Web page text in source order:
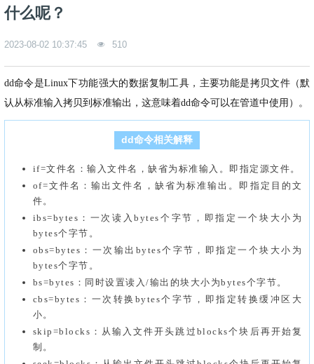
什么呢？
2023-08-02 10:37:45 510
dd命令是Linux下功能强大的数据复制工具，主要功能是拷贝文件（默
认从标准输入拷贝到标准输出，这意味着dd命令可以在管道中使用）。
dd命令相关解释
if=文件名：输入文件名，缺省为标准输入。即指定源文件。
of=文件名：输出文件名，缺省为标准输出。即指定目的文
件。
ibs=bytes：一次读入bytes个字节，即指定一个块大小为
bytes个字节。
obs=bytes：一次输出bytes个字节，即指定一个块大小为
bytes个字节。
bs=bytes：同时设置读入/输出的块大小为bytes个字节。
cbs=bytes：一次转换bytes个字节，即指定转换缓冲区大
小。
skip=blocks：从输入文件开头跳过blocks个块后再开始复
制。